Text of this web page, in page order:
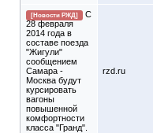
[Новости РЖД]
С
28 февраля
2014 года в
составе поезда
"Жигули"
сообщением
Самара -
Москва будут
курсировать
вагоны
повышенной
комфортности
класса "Гранд".
rzd.ru